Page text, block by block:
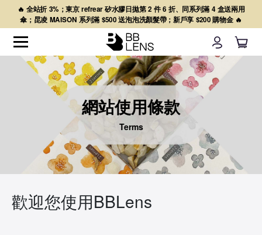
🔥 全站折 3%；東京 refrear 矽水膠日拋第 2 件 6 折、同系列滿 4 盒送兩用
傘；昆凌 MAISON 系列滿 $500 送泡泡洗顏髮帶；新戶享 $200 購物金 🔥
網站使用條款
Terms
歡迎您使用BBLens